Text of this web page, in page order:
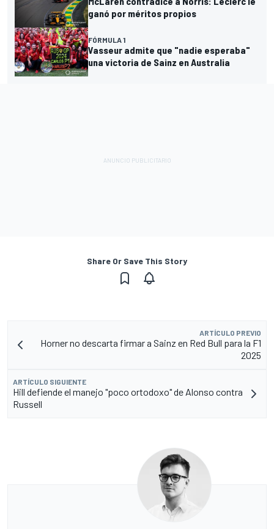
ganó por méritos propios
FÓRMULA 1
Vasseur admite que "nadie esperaba"
una victoria de Sainz en Australia
Share Or Save This Story
ARTÍCULO PREVIO
Horner no descarta firmar a Sainz en Red Bull para la F1
2025
ARTÍCULO SIGUIENTE
Hill defiende el manejo "poco ortodoxo" de Alonso contra
Russell